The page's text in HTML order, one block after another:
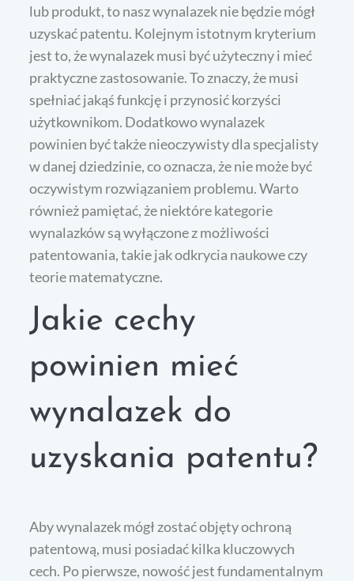
lub produkt, to nasz wynalazek nie będzie mógł
uzyskać patentu. Kolejnym istotnym kryterium
jest to, że wynalazek musi być użyteczny i mieć
praktyczne zastosowanie. To znaczy, że musi
spełniać jakąś funkcję i przynosić korzyści
użytkownikom. Dodatkowo wynalazek
powinien być także nieoczywisty dla specjalisty
w danej dziedzinie, co oznacza, że nie może być
oczywistym rozwiązaniem problemu. Warto
również pamiętać, że niektóre kategorie
wynalazków są wyłączone z możliwości
patentowania, takie jak odkrycia naukowe czy
teorie matematyczne.
Jakie cechy
powinien mieć
wynalazek do
uzyskania patentu?
Aby wynalazek mógł zostać objęty ochroną
patentową, musi posiadać kilka kluczowych
cech. Po pierwsze, nowość jest fundamentalnym